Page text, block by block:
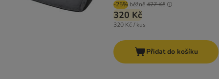
-25% běžně427 Kč
320 Kč
320 Kč / kus
Přidat do košíku